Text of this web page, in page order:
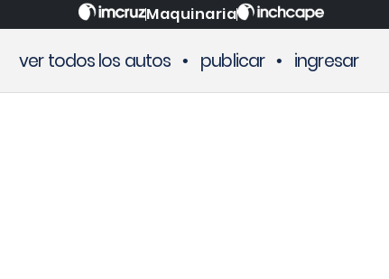
Maquinaria
ver todos los autos • publicar • ingresar